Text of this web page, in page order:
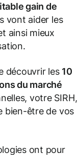
gain de
vont aider les
ainsi mieux
découvrir les 10
du marché
votre SIRH,
bien-être de vos
ont pour